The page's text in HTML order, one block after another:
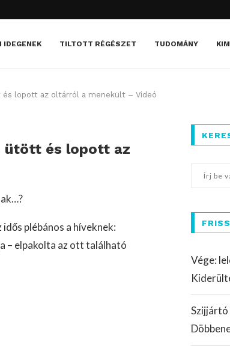
derültek ki!
IDEGENEK TILTOTT RÉGÉSZET TUDOMÁNY
lopott az oltárról a menekült – Videó
ütött és lopott az
plébános a híveknek:
– elpakolta az ott található
Vége: